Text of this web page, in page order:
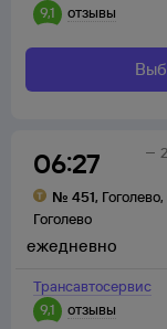
9,1
отзывы
06:27
№ 451, Гоголево,
Гоголево
Трансавтосервис
9,1
отзывы
ежедневно